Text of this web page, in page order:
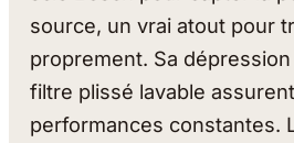
source, un vrai atout pour
proprement. Sa
filtre plissé lavable
performances constantes.